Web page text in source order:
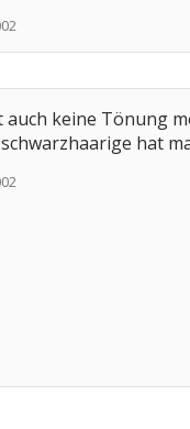
auch keine Tönung
hat